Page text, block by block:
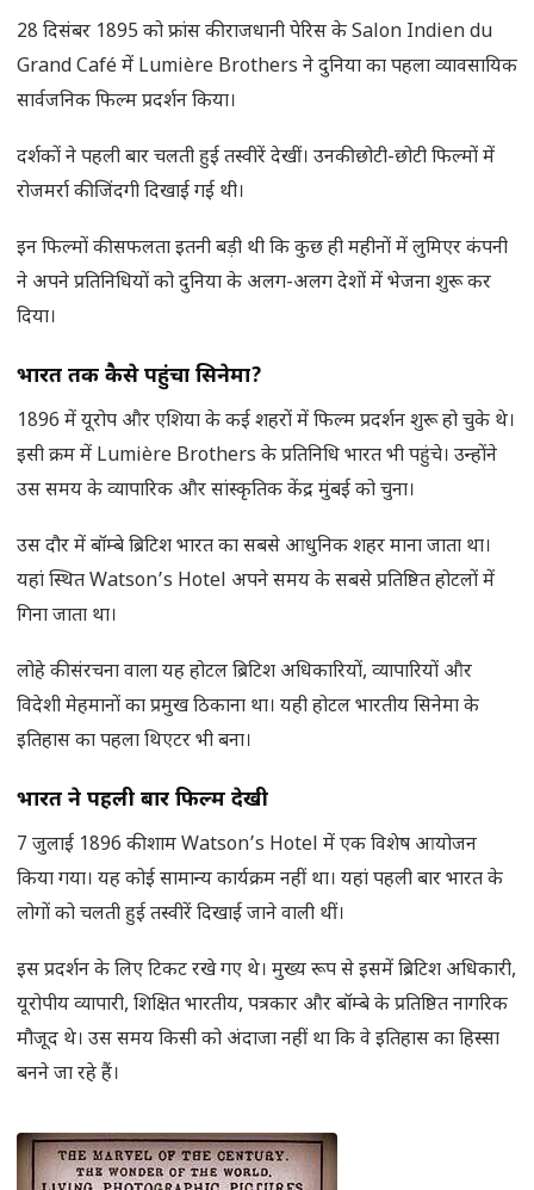
28 दिसंबर 1895 को फ्रांस की राजधानी पेरिस के Salon Indien du
Grand Café में Lumière Brothers ने दुनिया का पहला व्यावसायिक
सार्वजनिक फिल्म प्रदर्शन किया।
दर्शकों ने पहली बार चलती हुई तस्वीरें देखीं। उनकी छोटी-छोटी फिल्मों में
रोजमर्रा की जिंदगी दिखाई गई थी।
इन फिल्मों की सफलता इतनी बड़ी थी कि कुछ ही महीनों में लुमिएर कंपनी
ने अपने प्रतिनिधियों को दुनिया के अलग-अलग देशों में भेजना शुरू कर
दिया।
भारत तक कैसे पहुंचा सिनेमा?
1896 में यूरोप और एशिया के कई शहरों में फिल्म प्रदर्शन शुरू हो चुके थे।
इसी क्रम में Lumière Brothers के प्रतिनिधि भारत भी पहुंचे। उन्होंने
उस समय के व्यापारिक और सांस्कृतिक केंद्र मुंबई को चुना।
उस दौर में बॉम्बे ब्रिटिश भारत का सबसे आधुनिक शहर माना जाता था।
यहां स्थित Watson’s Hotel अपने समय के सबसे प्रतिष्ठित होटलों में
गिना जाता था।
लोहे की संरचना वाला यह होटल ब्रिटिश अधिकारियों, व्यापारियों और
विदेशी मेहमानों का प्रमुख ठिकाना था। यही होटल भारतीय सिनेमा के
इतिहास का पहला थिएटर भी बना।
भारत ने पहली बार फिल्म देखी
7 जुलाई 1896 की शाम Watson’s Hotel में एक विशेष आयोजन
किया गया। यह कोई सामान्य कार्यक्रम नहीं था। यहां पहली बार भारत के
लोगों को चलती हुई तस्वीरें दिखाई जाने वाली थीं।
इस प्रदर्शन के लिए टिकट रखे गए थे। मुख्य रूप से इसमें ब्रिटिश अधिकारी,
यूरोपीय व्यापारी, शिक्षित भारतीय, पत्रकार और बॉम्बे के प्रतिष्ठित नागरिक
मौजूद थे। उस समय किसी को अंदाजा नहीं था कि वे इतिहास का हिस्सा
बनने जा रहे हैं।